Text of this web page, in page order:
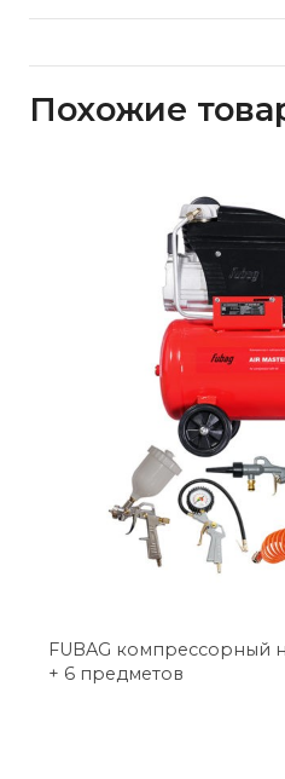
Похожие
FUBAG компрессорный
+ 6 предметов